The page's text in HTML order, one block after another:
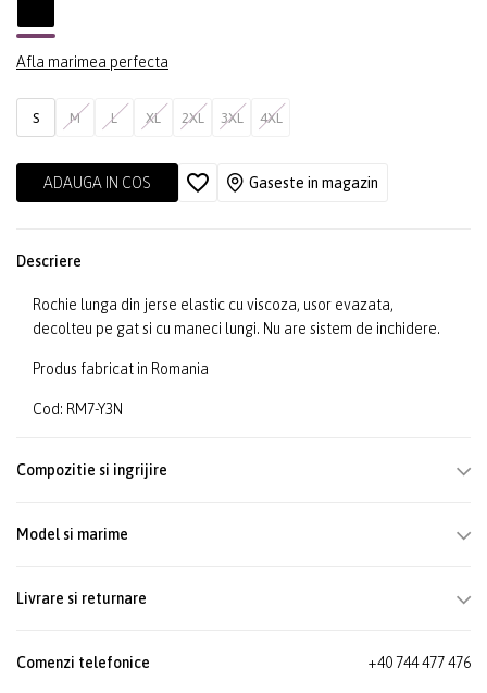
Afla marimea perfecta
S M L XL 2XL 3XL 4XL
ADAUGA IN COS Gaseste in magazin
Descriere
Rochie lunga din jerse elastic cu viscoza, usor evazata,
decolteu pe gat si cu maneci lungi. Nu are sistem de inchidere.
Produs fabricat in Romania
Cod: RM7-Y3N
Compozitie si ingrijire
Model si marime
Livrare si returnare
Comenzi telefonice +40 744 477 476